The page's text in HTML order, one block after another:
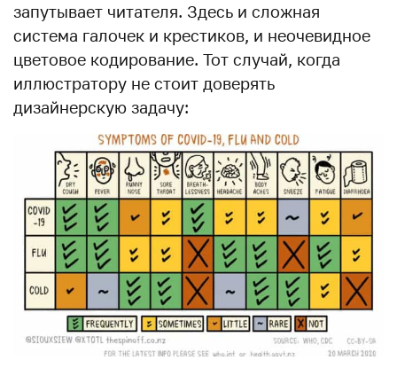
запутывает читателя. Здесь и сложная
система галочек и крестиков, и неочевидное
цветовое кодирование. Тот случай, когда
иллюстратору не стоит доверять
дизайнерскую задачу: